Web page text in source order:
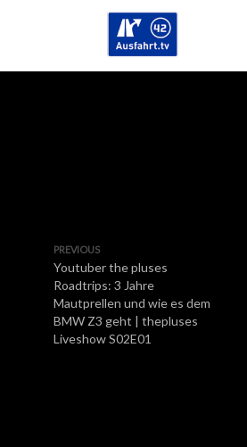
PREVIOUS
Youtuber the pluses
Roadtrips: 3 Jahre
Mautprellen und wie es dem
BMW Z3 geht | thepluses
Liveshow S02E01